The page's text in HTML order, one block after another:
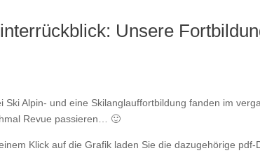
Unsere
Ski Alpin- und eine Skilanglauffortbildung fanden im
Revue passieren… 🙂
Klick auf die Grafik laden Sie die dazugehörige pdf-